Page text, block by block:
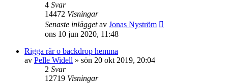
4 Svar
14472 Visningar
Senaste inläggetav Jonas Nyström
ons 10 jun 2020, 11:48
Rigga rår o backdrop hemma
av Pelle Widell » sön 20 okt 2019, 20:04
2 Svar
12719 Visningar